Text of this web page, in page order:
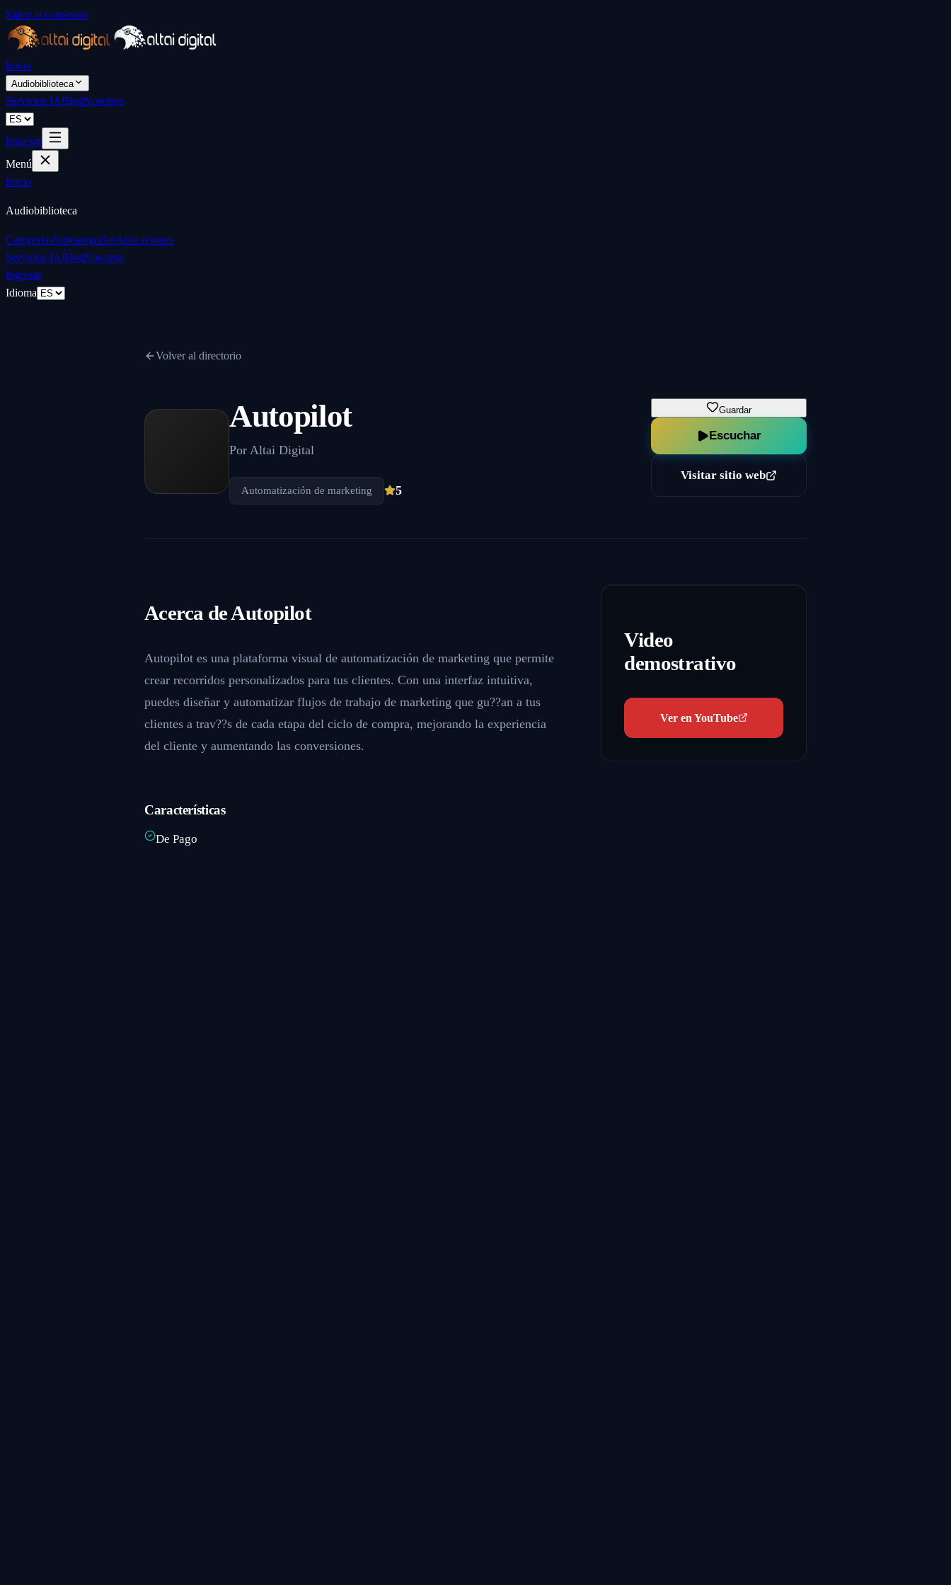
Saltar al contenido
Inicio
Audiobiblioteca
Servicios IABlogNosotros
Ingresar
Menú
Inicio
Audiobiblioteca
CategoríasSubcategoríasAplicaciones
Servicios IABlogNosotros
Ingresar
Idioma
Volver al directorio
Autopilot
Por Altai Digital
Automatización de marketing 5
Guardar
Escuchar
Visitar sitio web
Acerca deAutopilot
Autopilot es una plataforma visual de automatización de marketing que permite
crear recorridos personalizados para tus clientes. Con una interfaz intuitiva,
puedes diseñar y automatizar flujos de trabajo de marketing que gu??an a tus
clientes a trav??s de cada etapa del ciclo de compra, mejorando la experiencia
del cliente y aumentando las conversiones.
Características
De Pago
Video
demostrativo
Ver en YouTube